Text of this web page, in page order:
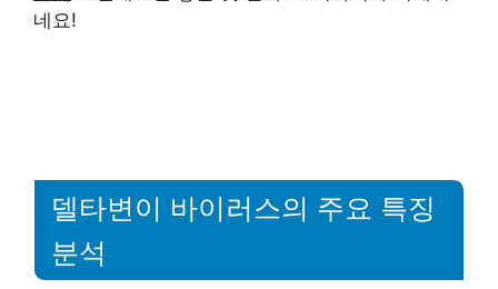
네요!
델타변이 바이러스의 주요 특징
분석